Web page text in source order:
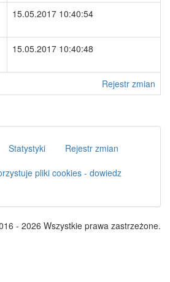
15.05.2017 10:40:54
15.05.2017 10:40:48
Rejestr zmian
Statystyki
Rejestr zmian
pliki cookies - dowiedz
- 2026 Wszystkie prawa zastrzeżone.